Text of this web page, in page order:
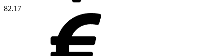
82.17